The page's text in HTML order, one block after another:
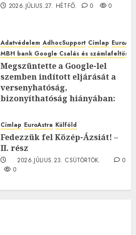
2026.JÚLIUS.27. HÉTFŐ. 0 0
Adatvédelem AdhocSupport Címlap
MBH bank Google Csalás és
Megszüntette a Google-lel
szemben indított eljárását a
versenyhatóság,
bizonyíthatóság hiányában:
2026.JÚLIUS.23. CSÜTÖRTÖK.
0
Címlap EuroAstra Külföld
Fedezzük fel Közép-Ázsiát! –
II. rész
2026.JÚLIUS.23. CSÜTÖRTÖK.
0
0